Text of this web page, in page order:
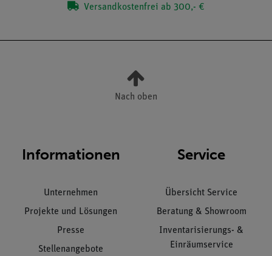
Versandkostenfrei ab 300,- €
Nach oben
Informationen
Unternehmen
Projekte und Lösungen
Presse
Stellenangebote
Service
Übersicht Service
Beratung & Showroom
Inventarisierungs- &
Einräumservice